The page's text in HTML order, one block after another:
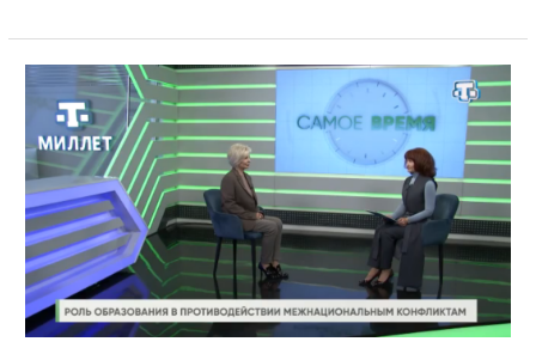
основные
виды
мошенничеств
способы
их
профилактики